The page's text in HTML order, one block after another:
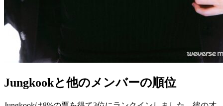
Jungkookと他のメンバーの順位